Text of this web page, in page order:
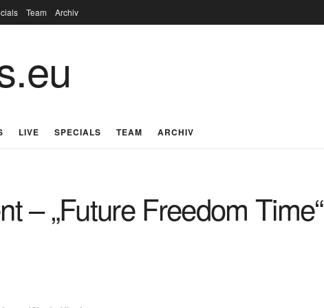
Team Archiv
LIVE SPECIALS TEAM ARCHIV
– „Future Freedom Time“